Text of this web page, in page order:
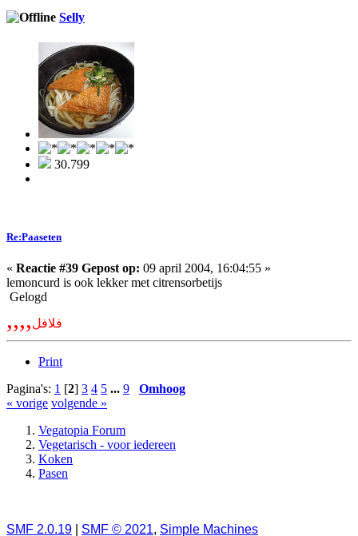
Selly
30.799
Re:Paaseten
« Reactie #39 Gepost op: 09 april 2004, 16:04:55 »
lemoncurd is ook lekker met citrensorbetijs
Gelogd
,,,,فلافل
Print
Pagina's: 1 [2] 3 4 5 ... 9
Omhoog
« vorige volgende »
Vegatopia Forum
Vegetarisch - voor iedereen
Koken
Pasen
SMF 2.0.19 SMF © 2021, Simple Machines